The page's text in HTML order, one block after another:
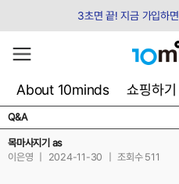
3초면 끝! 지금 가입하면
About 10minds 쇼핑하기
Q&A
목마사지기 as
이은영
2024-11-30 조회수 511